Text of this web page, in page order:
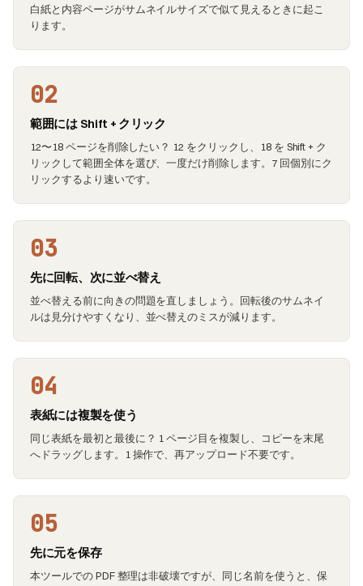
白紙と内容ページがサムネイルサイズで似て見えるときに起こ
ります。
02
範囲には Shift + クリック
12〜18 ページを削除したい？ 12 をクリックし、18 を Shift + ク
リックして範囲全体を選び、一度だけ削除します。7 回個別にク
リックするより速いです。
03
先に回転、次に並べ替え
並べ替える前に向きの問題を直しましょう。回転後のサムネイ
ルは見分けやすくなり、並べ替えのミスが減ります。
04
表紙には複製を使う
同じ表紙を最初と最後に？ 1 ページ目を複製し、コピーを末尾
へドラッグします。1 操作で、再アップロード不要です。
05
先に元を保存
本ツールでの PDF 整理は非破壊ですが、同じ名前を使うと、保